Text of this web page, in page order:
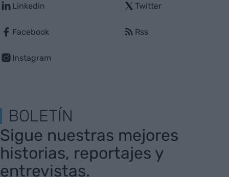
Linkedin
Facebook
Instagram
Twitter
Rss
BOLETÍN
Sigue nuestras mejores
historias, reportajes y
entrevistas.